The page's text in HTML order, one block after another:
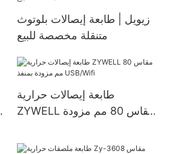
زيويل | طابعة إيصالات بلوتوث
متنقلة مخصصة للبيع
طابعة إيصالات حرارية
ZYWELL مقاس 80 مم مزودة